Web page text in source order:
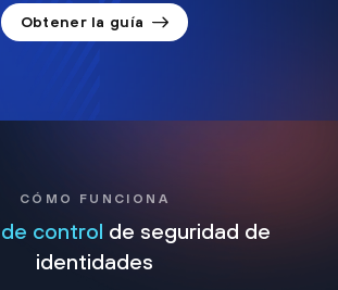
Obtener la guía
CÓMO FUNCIONA
control de seguridad de
identidades